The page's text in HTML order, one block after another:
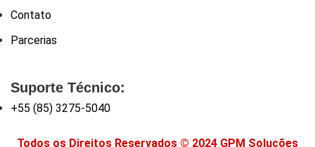
Contato
Parcerias
Suporte Técnico:
+55 (85) 3275-5040
Todos os Direitos Reservados © 2024 GPM Soluções